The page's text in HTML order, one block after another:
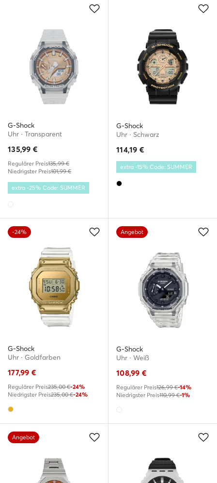
G-Shock
Uhr · Transparent
135,99 €
Regulärer Preis135,99 €
Niedrigster Preis101,99 €
extra -25% Code: SUMMER
G-Shock
Uhr · Schwarz
114,19 €
extra -15% Code: SUMMER
-24%
G-Shock
Uhr · Goldfarben
177,99 €
Regulärer Preis235,00 €-24%
Niedrigster Preis235,00 €-24%
Angebot
G-Shock
Uhr · Weiß
108,99 €
Regulärer Preis126,99 €-14%
Niedrigster Preis110,99 €-1%
Angebot